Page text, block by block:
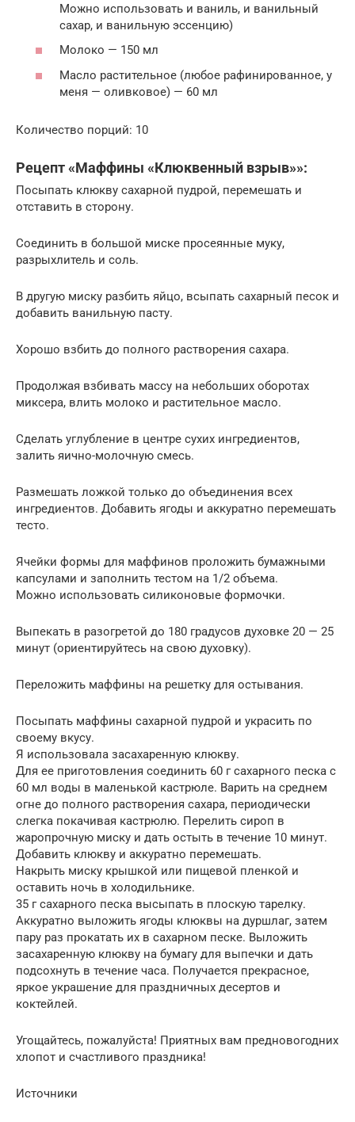
Можно использовать и ваниль, и ванильный
сахар, и ванильную эссенцию)
Молоко — 150 мл
Масло растительное (любое рафинированное, у
меня — оливковое) — 60 мл
Количество порций: 10
Рецепт «Маффины «Клюквенный взрыв»»:
Посыпать клюкву сахарной пудрой, перемешать и
отставить в сторону.
Соединить в большой миске просеянные муку,
разрыхлитель и соль.
В другую миску разбить яйцо, всыпать сахарный песок и
добавить ванильную пасту.
Хорошо взбить до полного растворения сахара.
Продолжая взбивать массу на небольших оборотах
миксера, влить молоко и растительное масло.
Сделать углубление в центре сухих ингредиентов,
залить яично-молочную смесь.
Размешать ложкой только до объединения всех
ингредиентов. Добавить ягоды и аккуратно перемешать
тесто.
Ячейки формы для маффинов проложить бумажными
капсулами и заполнить тестом на 1/2 объема.
Можно использовать силиконовые формочки.
Выпекать в разогретой до 180 градусов духовке 20 — 25
минут (ориентируйтесь на свою духовку).
Переложить маффины на решетку для остывания.
Посыпать маффины сахарной пудрой и украсить по
своему вкусу.
Я использовала засахаренную клюкву.
Для ее приготовления соединить 60 г сахарного песка с
60 мл воды в маленькой кастрюле. Варить на среднем
огне до полного растворения сахара, периодически
слегка покачивая кастрюлю. Перелить сироп в
жаропрочную миску и дать остыть в течение 10 минут.
Добавить клюкву и аккуратно перемешать.
Накрыть миску крышкой или пищевой пленкой и
оставить ночь в холодильнике.
35 г сахарного песка высыпать в плоскую тарелку.
Аккуратно выложить ягоды клюквы на дуршлаг, затем
пару раз прокатать их в сахарном песке. Выложить
засахаренную клюкву на бумагу для выпечки и дать
подсохнуть в течение часа. Получается прекрасное,
яркое украшение для праздничных десертов и
коктейлей.
Угощайтесь, пожалуйста! Приятных вам предновогодних
хлопот и счастливого праздника!
Источники